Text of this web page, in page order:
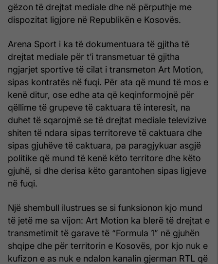
gëzon të drejtat mediale dhe në përputhje me
dispozitat ligjore në Republikën e Kosovës.
Arena Sport i ka të dokumentuara të gjitha të
drejtat mediale për t’i transmetuar të gjitha
ngjarjet sportive të cilat i transmeton Art Motion,
sipas kontratës në fuqi. Për ata që mund të mos e
kenë ditur, ose edhe ata që keqinformojnë për
qëllime të grupeve të caktuara të interesit, na
duhet të sqarojmë se të drejtat mediale televizive
shiten të ndara sipas territoreve të caktuara dhe
sipas gjuhëve të caktuara, pa paragjykuar asgjë
politike që mund të kenë këto territore dhe këto
gjuhë, si dhe derisa këto garantohen sipas ligjeve
në fuqi.
Një shembull ilustrues se si funksionon kjo mund
të jetë me sa vijon: Art Motion ka blerë të drejtat e
transmetimit të garave të “Formula 1” në gjuhën
shqipe dhe për territorin e Kosovës, por kjo nuk e
kufizon e as nuk e ndalon kanalin gjerman RTL që